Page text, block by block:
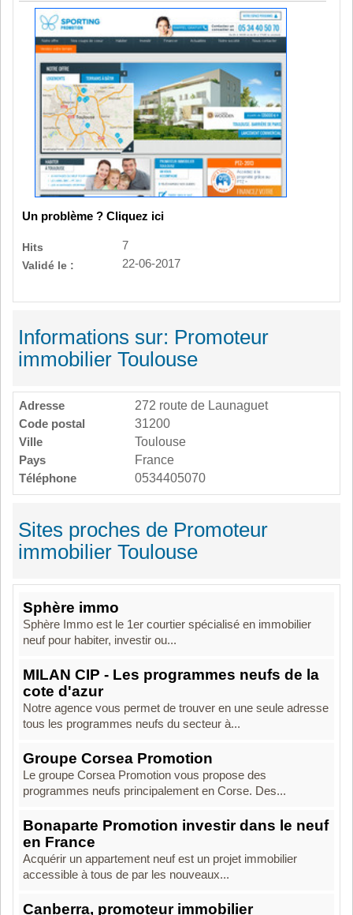
Un problème ? Cliquez ici
Hits
7
Validé le :
22-06-2017
Informations sur: Promoteur
immobilier Toulouse
Adresse
272 route de Launaguet
Code postal
31200
Ville
Toulouse
Pays
France
Téléphone
0534405070
Sites proches de Promoteur
immobilier Toulouse
Sphère immo
Sphère Immo est le 1er courtier spécialisé en immobilier
neuf pour habiter, investir ou...
MILAN CIP - Les programmes neufs de la
cote d'azur
Notre agence vous permet de trouver en une seule adresse
tous les programmes neufs du secteur à...
Groupe Corsea Promotion
Le groupe Corsea Promotion vous propose des
programmes neufs principalement en Corse. Des...
Bonaparte Promotion investir dans le neuf
en France
Acquérir un appartement neuf est un projet immobilier
accessible à tous de par les nouveaux...
Canberra, promoteur immobilier